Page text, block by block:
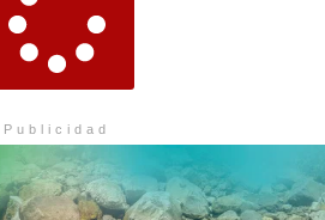
Publicidad